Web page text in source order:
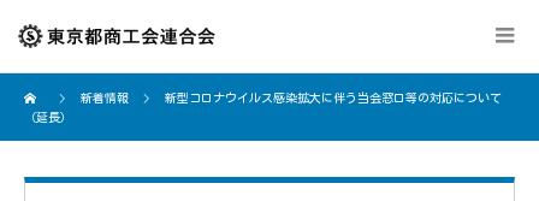
新着情報
新型コロナウイルス感染拡大に伴う当会窓口等の対応について
（延長）